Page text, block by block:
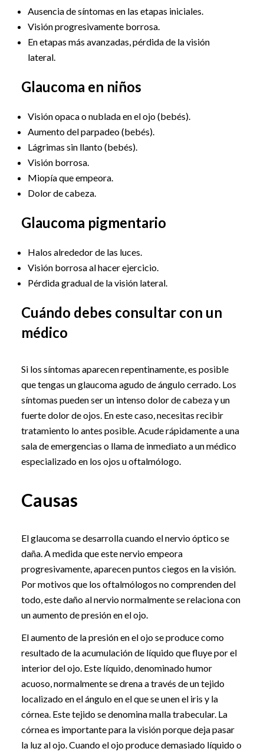
Ausencia de síntomas en las etapas iniciales.
Visión progresivamente borrosa.
En etapas más avanzadas, pérdida de la visión
lateral.
Glaucoma en niños
Visión opaca o nublada en el ojo (bebés).
Aumento del parpadeo (bebés).
Lágrimas sin llanto (bebés).
Visión borrosa.
Miopía que empeora.
Dolor de cabeza.
Glaucoma pigmentario
Halos alrededor de las luces.
Visión borrosa al hacer ejercicio.
Pérdida gradual de la visión lateral.
Cuándo debes consultar con un
médico
Si los síntomas aparecen repentinamente, es posible
que tengas un glaucoma agudo de ángulo cerrado. Los
síntomas pueden ser un intenso dolor de cabeza y un
fuerte dolor de ojos. En este caso, necesitas recibir
tratamiento lo antes posible. Acude rápidamente a una
sala de emergencias o llama de inmediato a un médico
especializado en los ojos u oftalmólogo.
Causas
El glaucoma se desarrolla cuando el nervio óptico se
daña. A medida que este nervio empeora
progresivamente, aparecen puntos ciegos en la visión.
Por motivos que los oftalmólogos no comprenden del
todo, este daño al nervio normalmente se relaciona con
un aumento de presión en el ojo.
El aumento de la presión en el ojo se produce como
resultado de la acumulación de líquido que fluye por el
interior del ojo. Este líquido, denominado humor
acuoso, normalmente se drena a través de un tejido
localizado en el ángulo en el que se unen el iris y la
córnea. Este tejido se denomina malla trabecular. La
córnea es importante para la visión porque deja pasar
la luz al ojo. Cuando el ojo produce demasiado líquido o